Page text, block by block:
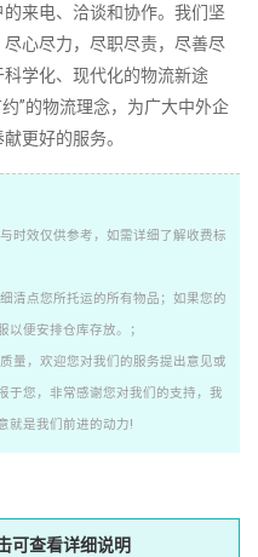
来电、洽谈和协作。我们坚
心尽力，尽职尽责，尽善尽
学化、现代化的物流新途
”的物流理念，为广大中外企
更好的服务。
时效仅供参考，如需详细了解收费标
清点您所托运的所有物品；如果您的
便安排仓库存放。；
量，欢迎您对我们的服务提出意见或
于您，非常感谢您对我们的支持，我
就是我们前进的动力!
可查看详细说明